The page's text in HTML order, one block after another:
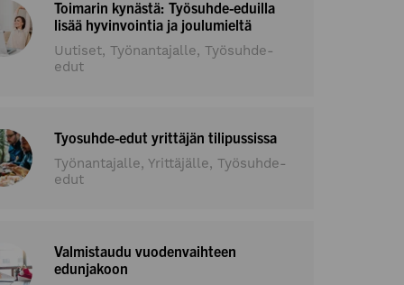
Toimarin kynästä: Työsuhde-eduilla
lisää hyvinvointia ja joulumieltä
Uutiset, Työnantajalle, Työsuhde-
edut
Tyosuhde-edut yrittäjän tilipussissa
Työnantajalle, Yrittäjälle, Työsuhde-
edut
Valmistaudu vuodenvaihteen
edunjakoon